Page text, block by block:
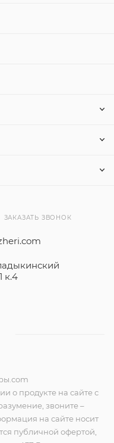
ЗАКАЗАТЬ ЗВОНОК
к.4
о продукте на сайте с
звоните –
на сайте носит
публичной офертой,